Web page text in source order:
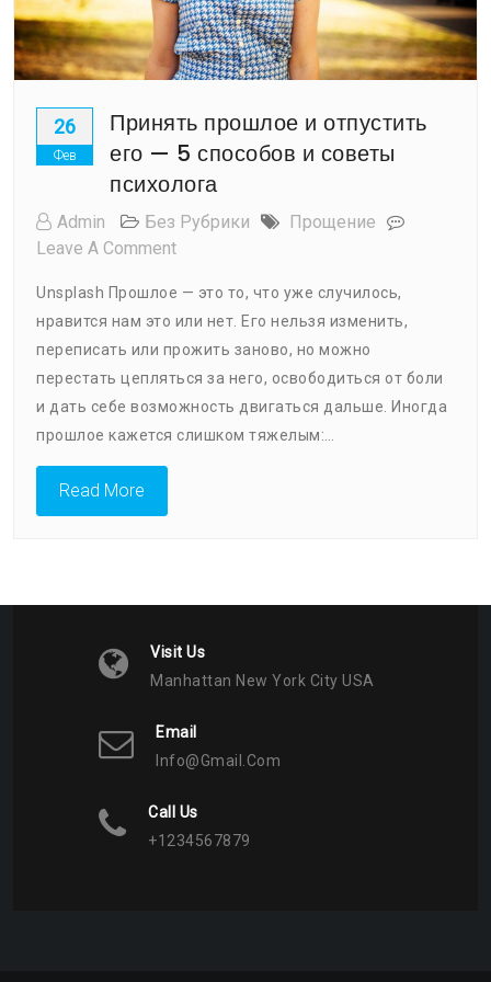
26
Фев
Принять прошлое и отпустить
его — 5 способов и советы
психолога
Admin Без Рубрики
Прощение
Leave A CommentOn
Прошлое
И
Отпустить
Его
—
5
Unsplash Прошлое — это то, что уже случилось,
нравится нам это или нет. Его нельзя изменить,
переписать или прожить заново, но можно
перестать цепляться за него, освободиться от боли
и дать себе возможность двигаться дальше. Иногда
прошлое кажется слишком тяжелым:…
Read More
Visit Us
Manhattan New York City USA
Email
Info@gmail.com
Call Us
+1234567879